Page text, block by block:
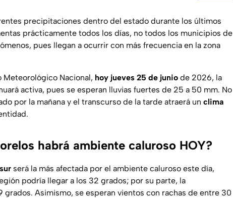
precipitaciones dentro del estado durante los últimos
prácticamente todos los días, no todos los municipios de
pues llegan a ocurrir con más frecuencia en la zona
Nacional, hoy jueves 25 de junio de 2026, la
activa, pues se esperan lluvias fuertes de 25 a 50 mm. No
por la mañana y el transcurso de la tarde atraerá un clima
habrá ambiente caluroso HOY?
será la más afectada por el ambiente caluroso este día,
podría llegar a los 32 grados; por su parte, la
grados. Asimismo, se esperan vientos con rachas de entre 30